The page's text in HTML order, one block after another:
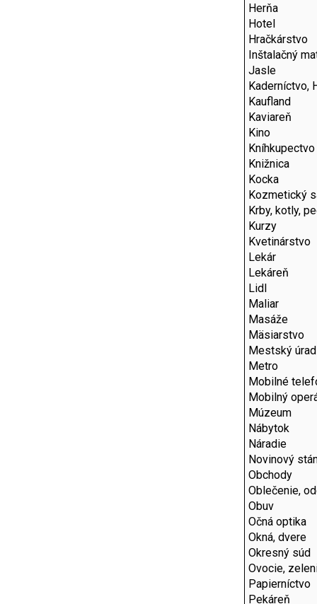
Herňa
Hotel
Hračkárstvo
Inštalačný
Jasle
Kaderníctvo,
Kaufland
Kaviareň
Kino
Kníhkupectvo
Knižnica
Kocka
Kozmetický
Krby, kotly,
Kurzy
Kvetinárstvo
Lekár
Lekáreň
Lidl
Maliar
Masáže
Mäsiarstvo
Mestský úrad
Metro
Mobilné
Mobilný
Múzeum
Nábytok
Náradie
Novinový
Obchody
Oblečenie,
Obuv
Očná optika
Okná, dvere
Okresný súd
Ovocie,
Papierníctvo
Pekáreň